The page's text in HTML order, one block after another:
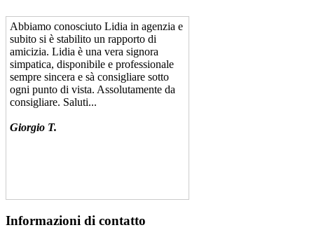
Abbiamo conosciuto Lidia in agenzia e
subito si è stabilito un rapporto di
amicizia. Lidia è una vera signora
simpatica, disponibile e professionale
sempre sincera e sà consigliare sotto
ogni punto di vista. Assolutamente da
consigliare. Saluti...
Giorgio T.
professional. They have an answer to
Informazioni di contatto